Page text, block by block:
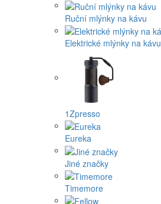
Ruční mlýnky na kávu
Elektrické mlýnky na kávu
1Zpresso
Eureka
Jiné značky
Timemore